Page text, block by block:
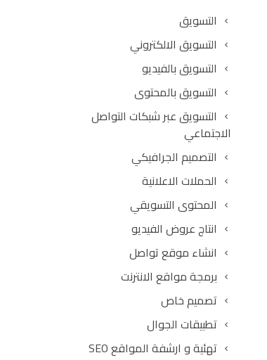
التسويق
التسويق الالكتروني
التسويق بالفيديو
التسويق بالمحتوى
التسويق عبر شبكات التواصل
الاجتماعي
التصميم الجرافيكي
الحملات الاعلانية
المحتوى التسويقي
انتاج عروض الفيديو
انشاء موقع تواصل
برمجة مواقع الانترنت
تصميم خاص
تطبيقات الجوال
تهئية و ارشفة المواقع SEO